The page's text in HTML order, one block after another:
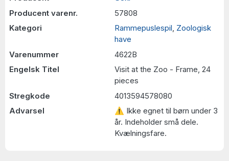
Producent varenr.
57808
Kategori
Rammepuslespil, Zoologisk
have
Varenummer
4622B
Engelsk Titel
Visit at the Zoo - Frame, 24
pieces
Stregkode
4013594578080
Advarsel
⚠ Ikke egnet til børn under 3
år. Indeholder små dele.
Kvælningsfare.